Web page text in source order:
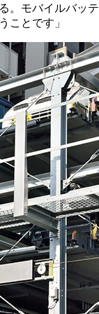
。モバイルバッテ
ことです」